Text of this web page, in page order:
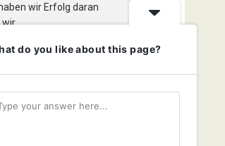
wir Erfolg daran
Die Glaubwürdigkeitskrise in
Wenn
mehr ausreicht, um den
do you like about this page?